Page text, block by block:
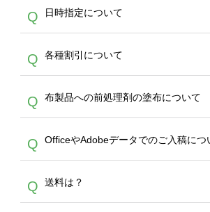
らの直接入稿には対応してい
し、デザインツールからアッ
い）
スをご利用頂ければ、電話や
でご注文が可能です。
A
を作って欲しい。などの場合
30個以上であれば、サポー
バッグコンシェル
ビスをご利用ください。(※
は、デザインツールをご利用
Q 日時指定について
A
ん。発送後18時以降に配送
メールでお知らせいたします
者にご連絡いただき調整をお
Q 各種割引について
A
カート内で自動的に割引(最
ます。 【付与ポイント】購
イントとして付与され、次回
ント＝1円としてお使いいた
トは発送完了の翌日に付与さ
からご利用頂けます。ポイン
年間です。【会員ランク】
文回数により会員ランク割引
Q 布製品への前処理剤の塗布について
A
意点（前処理剤）】カラー生
ワイト、トートバッグのナチ
といって、プリントを定着さ
を塗布しており、短納期・低
Q OfficeやAdobeデータでのご入稿につ
A
ません。いずれのデータも該
像(JPEG,PNG,GIF,PDF)に変
Q 送料は？